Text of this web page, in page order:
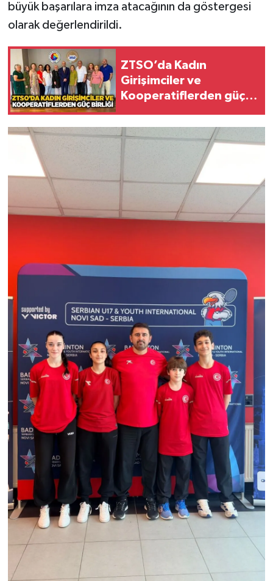
büyük başarılara imza atacağının da göstergesi
olarak değerlendirildi.
ZTSO’da Kadın
Girişimciler ve
Kooperatiflerden güç